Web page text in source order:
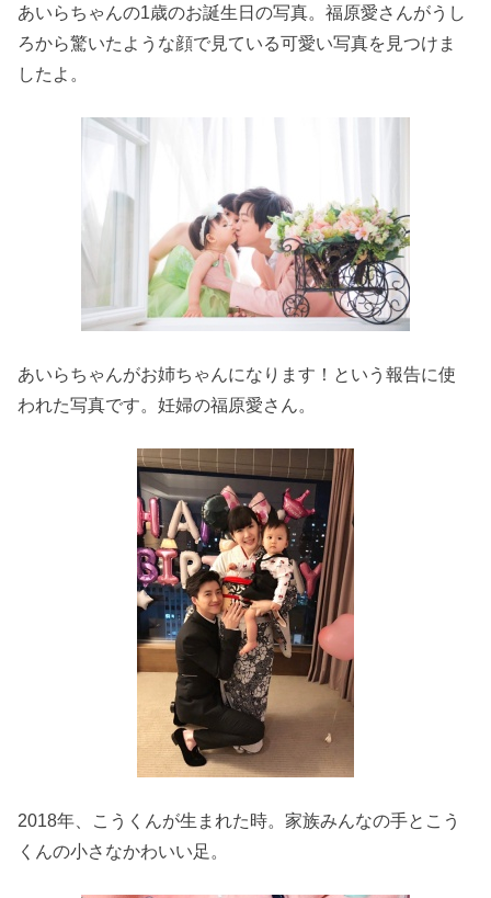
あいらちゃんの1歳のお誕生日の写真。福原愛さんがうし
ろから驚いたような顔で見ている可愛い写真を見つけま
したよ。
あいらちゃんがお姉ちゃんになります！という報告に使
われた写真です。妊婦の福原愛さん。
2018年、こうくんが生まれた時。家族みんなの手とこう
くんの小さなかわいい足。